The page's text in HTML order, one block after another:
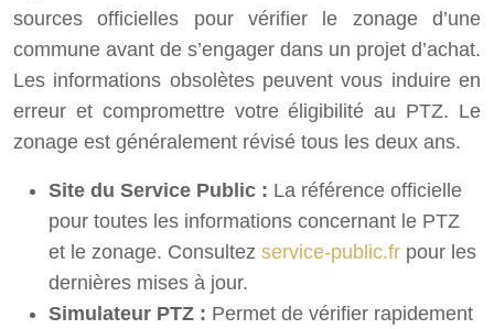
sources officielles pour vérifier le zonage d’une
commune avant de s’engager dans un projet d’achat.
Les informations obsolètes peuvent vous induire en
erreur et compromettre votre éligibilité au PTZ. Le
zonage est généralement révisé tous les deux ans.
Site du Service Public : La référence officielle
pour toutes les informations concernant le PTZ
et le zonage. Consultez service-public.fr pour les
dernières mises à jour.
Simulateur PTZ : Permet de vérifier rapidement